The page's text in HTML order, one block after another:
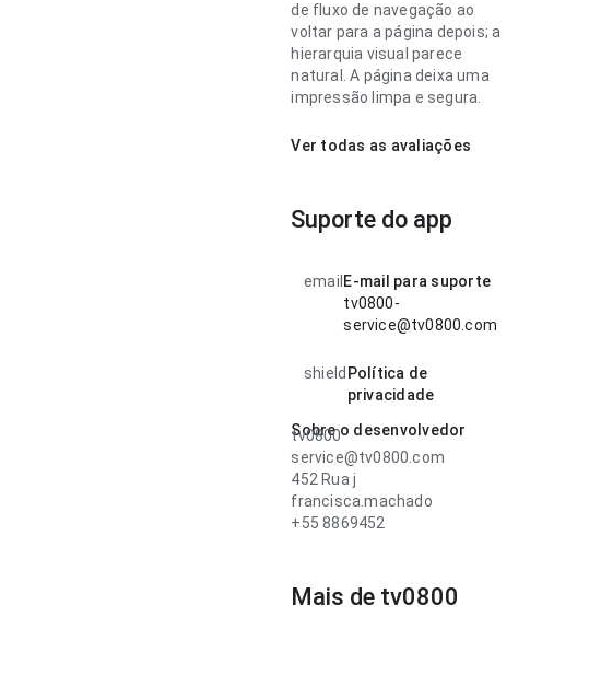
de fluxo de navegação ao
voltar para a página depois; a
hierarquia visual parece
natural. A página deixa uma
impressão limpa e segura.
Ver todas as avaliações
Suporte do app
email E-mail para suporte
tv0800-
service@tv0800.com
shield Política de
privacidade
Sobre o desenvolvedor
tv0800
service@tv0800.com
452 Rua j
francisca.machado
+55 8869452
Mais de tv0800